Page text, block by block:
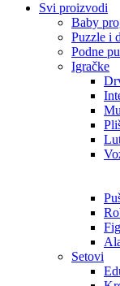
Svi proizvodi
Baby
Puzzle i
Podne
Igračke
Setovi